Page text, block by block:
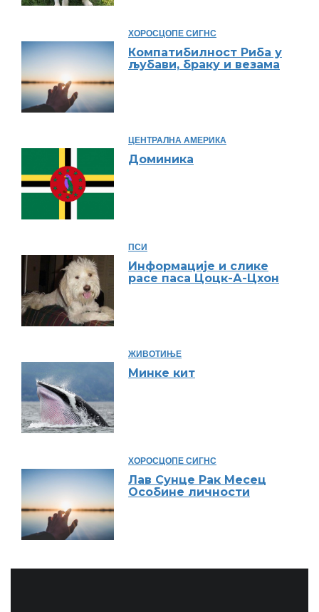
ХОРОСЦОПЕ СИГНС
Компатибилност Риба у
љубави, браку и везама
ЦЕНТРАЛНА АМЕРИКА
Доминика
ПСИ
Информације и слике
расе паса Цоцк-А-Цхон
ЖИВОТИЊЕ
Минке кит
ХОРОСЦОПЕ СИГНС
Лав Сунце Рак Месец
Особине личности